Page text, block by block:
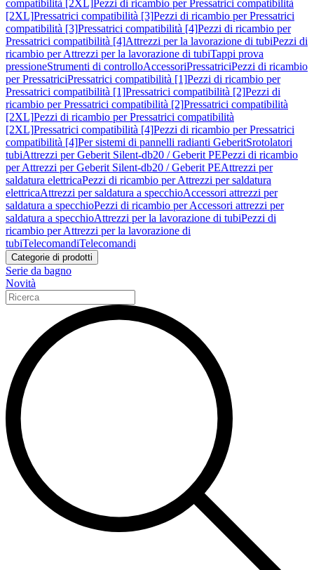
compatibilità [2XL]Pezzi di ricambio per Pressatrici compatibilità
[2XL]Pressatrici compatibilità [3]Pezzi di ricambio per Pressatrici
compatibilità [3]Pressatrici compatibilità [4]Pezzi di ricambio per
Pressatrici compatibilità [4]Attrezzi per la lavorazione di tubiPezzi di
ricambio per Attrezzi per la lavorazione di tubiTappi prova
pressioneStrumenti di controlloAccessoriPressatriciPezzi di ricambio
per PressatriciPressatrici compatibilità [1]Pezzi di ricambio per
Pressatrici compatibilità [1]Pressatrici compatibilità [2]Pezzi di
ricambio per Pressatrici compatibilità [2]Pressatrici compatibilità
[2XL]Pezzi di ricambio per Pressatrici compatibilità
[2XL]Pressatrici compatibilità [4]Pezzi di ricambio per Pressatrici
compatibilità [4]Per sistemi di pannelli radianti GeberitSrotolatori
tubiAttrezzi per Geberit Silent-db20 / Geberit PEPezzi di ricambio
per Attrezzi per Geberit Silent-db20 / Geberit PEAttrezzi per
saldatura elettricaPezzi di ricambio per Attrezzi per saldatura
elettricaAttrezzi per saldatura a specchioAccessori attrezzi per
saldatura a specchioPezzi di ricambio per Accessori attrezzi per
saldatura a specchioAttrezzi per la lavorazione di tubiPezzi di
ricambio per Attrezzi per la lavorazione di
tubiTelecomandiTelecomandi
Categorie di prodotti
Serie da bagno
Novità